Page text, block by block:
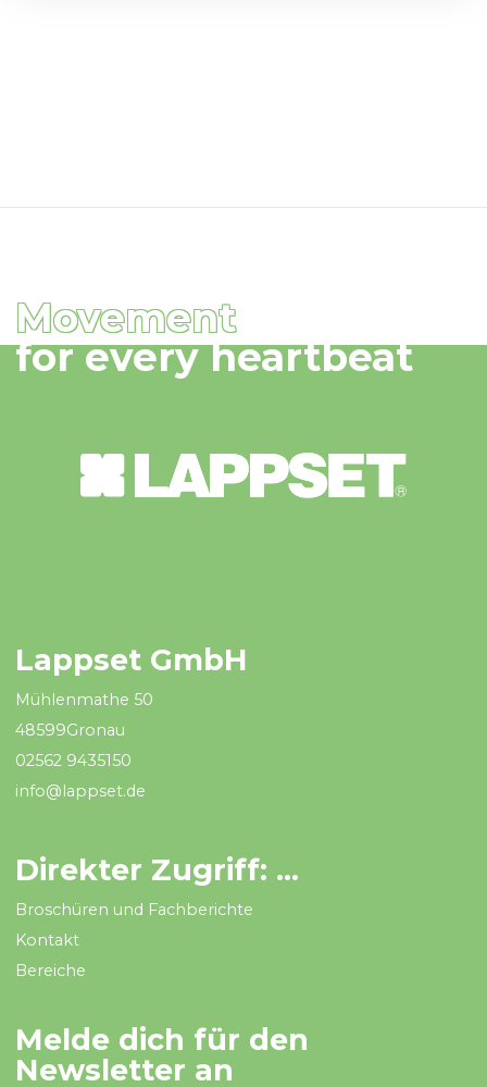
Movement
for every heartbeat
Lappset GmbH
Mühlenmathe 50
48599Gronau
02562 9435150
info@lappset.de
Direkter Zugriff: ...
Broschüren und Fachberichte
Kontakt
Bereiche
Melde dich für den
Newsletter an